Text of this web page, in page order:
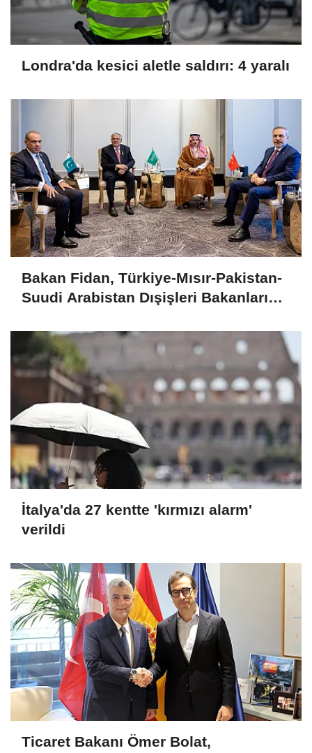
Londra'da kesici aletle saldırı: 4 yaralı
Bakan Fidan, Türkiye-Mısır-Pakistan-
Suudi Arabistan Dışişleri Bakanları
İtalya'da 27 kentte 'kırmızı alarm'
verildi
Ticaret Bakanı Ömer Bolat,